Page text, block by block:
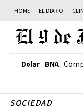
HOME EL DIARIO
Dolar BNA
SOCIEDAD